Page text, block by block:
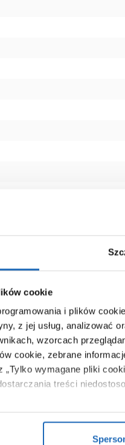
cookie
i plików
z jej usług, analizować
wzorcach
cookie, zebrane
„Tylko wymagane pliki
treści
temat plików plików